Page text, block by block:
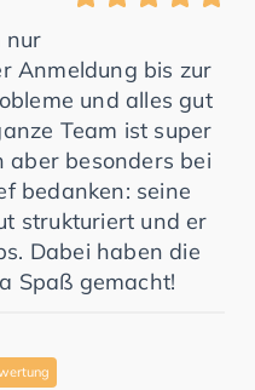
nur
Anmeldung bis zur
und alles gut
Team ist super
aber besonders bei
bedanken: seine
strukturiert und er
Dabei haben die
Spaß gemacht!